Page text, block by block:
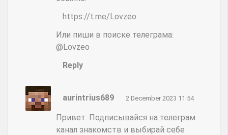
https://t.me/Lovzeo
Или пиши в поиске телеграма:
@Lovzeo
Reply
aurintrius689 2 December 2023 11:54
Привет. Подписывайся на телеграм
канал знакомств и выбирай себе